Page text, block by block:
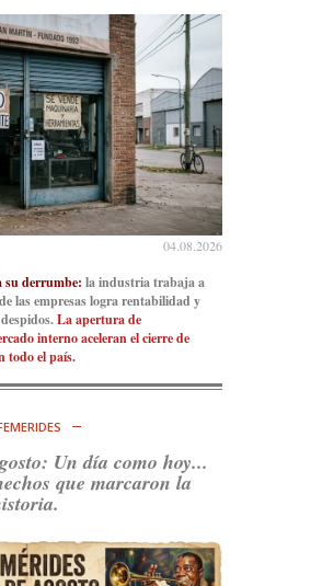
04.08.2026
derrumbe: la industria trabaja a
las empresas logra rentabilidad y
La apertura de
interno aceleran el cierre de
todo el país.
Un día como hoy...
que marcaron la